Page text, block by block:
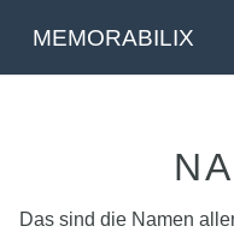
MEMORABILIX
Das sind die Namen